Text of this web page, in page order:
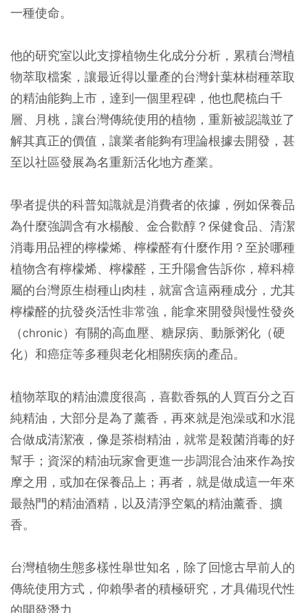
一種使命。
他的研究室以此支撐植物生化成分分析，累積台灣植
物萃取檔案，讓最近得以量產的台灣針葉林樹種萃取
的精油能夠上市，達到一個里程碑，他也爬梳白千
層、月桃，讓台灣傳統使用的植物，重新被認識並了
解其真正的價值，讓業者能夠有理論根據去開發，甚
至以社區發展為名重新活化地方產業。
學者提供的科普知識就是消費者的依據，例如保養品
為什麼強調含有水楊酸、金合歡醇？保健食品、清潔
消毒用品裡的檸檬烯、檸檬醛有什麼作用？至於哪種
植物含有檸檬烯、檸檬醛，王升陽會告訴你，樟科樟
屬的台灣原生樹種山肉桂，就富含這兩種成分，尤其
檸檬醛的抗發炎活性非常強，能拿來開發與慢性發炎
（chronic）有關的高血壓、糖尿病、動脈粥化（硬
化）和癌症等多種與老化相關疾病的產品。
植物萃取的精油濃度很高，喜歡香氛的人買百分之百
純精油，大部分是為了薰香，再來就是泡澡或和水混
合做成清潔液，像是茶樹精油，就常是殺菌消毒的好
幫手；資深的精油玩家會更進一步調混合油來作為按
摩之用，或加在保養品上；再者，就是做成這一年來
最熱門的精油酒精，以及清淨空氣的精油薰香、擴
香。
台灣植物生態多樣性舉世知名，除了回憶古早前人的
傳統使用方式，仰賴學者的積極研究，才具備現代性
的開發潛力。